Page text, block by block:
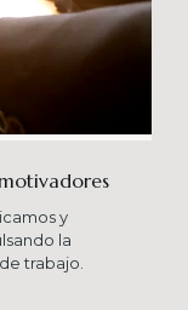
y
la
trabajo.